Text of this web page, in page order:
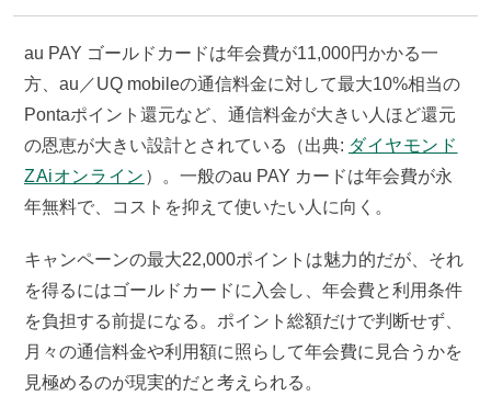
au PAY ゴールドカードは年会費が11,000円かかる一
方、au／UQ mobileの通信料金に対して最大10%相当の
Pontaポイント還元など、通信料金が大きい人ほど還元
の恩恵が大きい設計とされている（出典: ダイヤモンド
ZAiオンライン ）。一般のau PAY カードは年会費が永
年無料で、コストを抑えて使いたい人に向く。
キャンペーンの最大22,000ポイントは魅力的だが、それ
を得るにはゴールドカードに入会し、年会費と利用条件
を負担する前提になる。ポイント総額だけで判断せず、
月々の通信料金や利用額に照らして年会費に見合うかを
見極めるのが現実的だと考えられる。